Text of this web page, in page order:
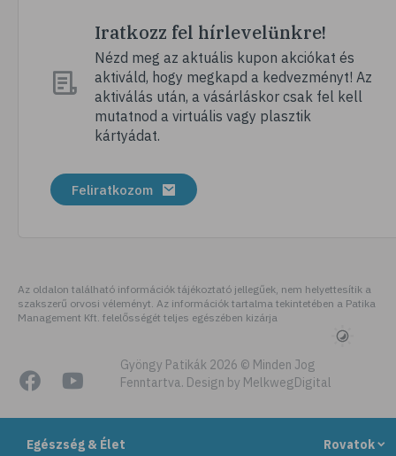
Egészség & Élet Rovatok
# szúnyog
# szúnyogcsípés
# tábor
# nyári tábor
# csomagolás
# felszerelés
# folyadékfogyasztás
# strandolás
# strandétel
# kalória
# hányinger
Iratkozz fel hírlevelünkre!
Nézd meg az aktuális kupon akciókat és
aktiváld, hogy megkapd a kedvezményt! Az
aktiválás után, a vásárláskor csak fel kell
mutatnod a virtuális vagy plasztik
kártyádat.
Feliratkozom
Az oldalon található információk tájékoztató jellegűek, nem helyettesítik a
szakszerű orvosi véleményt. Az információk tartalma tekintetében a Patika
Management Kft. felelősségét teljes egészében kizárja
Gyöngy Patikák 2026 © Minden Jog
Fenntartva. Design by MelkwegDigital